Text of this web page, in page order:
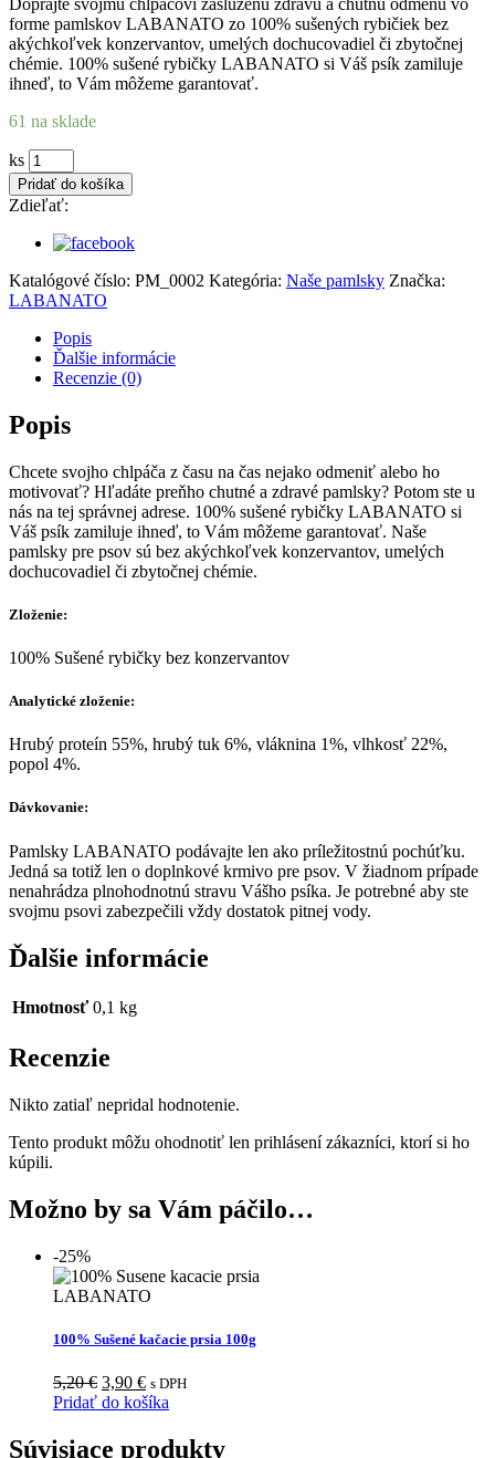
was:
5,20 €.
is:
3,90 €.
forme pamlskov LABANATO zo 100% sušených rybičiek bez
akýchkoľvek konzervantov, umelých dochucovadiel či zbytočnej
chémie. 100% sušené rybičky LABANATO si Váš psík zamiluje
ihneď, to Vám môžeme garantovať.
61 na sklade
100%
Sušené
rybičky
100g
quantity
ks
Pridať do košíka
Zdieľať:
Katalógové číslo: PM_0002 Kategória: Naše pamlsky Značka:
LABANATO
Popis
Ďalšie informácie
Recenzie (0)
Popis
Chcete svojho chlpáča z času na čas nejako odmeniť alebo ho
motivovať? Hľadáte preňho chutné a zdravé pamlsky? Potom ste u
nás na tej správnej adrese. 100% sušené rybičky LABANATO si
Váš psík zamiluje ihneď, to Vám môžeme garantovať. Naše
pamlsky pre psov sú bez akýchkoľvek konzervantov, umelých
dochucovadiel či zbytočnej chémie.
Zloženie:
100% Sušené rybičky bez konzervantov
Analytické zloženie:
Hrubý proteín 55%, hrubý tuk 6%, vláknina 1%, vlhkosť 22%,
popol 4%.
Dávkovanie:
Pamlsky LABANATO podávajte len ako príležitostnú pochúťku.
Jedná sa totiž len o doplnkové krmivo pre psov. V žiadnom prípade
nenahrádza plnohodnotnú stravu Vášho psíka. Je potrebné aby ste
svojmu psovi zabezpečili vždy dostatok pitnej vody.
Ďalšie informácie
Hmotnosť 0,1 kg
Recenzie
Nikto zatiaľ nepridal hodnotenie.
Tento produkt môžu ohodnotiť len prihlásení zákazníci, ktorí si ho
kúpili.
Možno by sa Vám páčilo…
-25%
100% Sušené kačacie prsia 100g
5,20€ Original
price
5,20 €.
3,90 €Current
price
3,90 €.
s DPH
Pridať do košíka
Súvisiace produkty